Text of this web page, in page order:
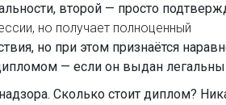
второй — просто
но получает полноценный
но при этом признаётся
— если он выдан
Сколько стоит диплом?